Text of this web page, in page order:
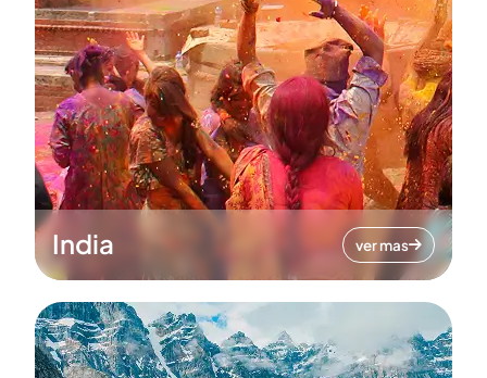
India ver mas